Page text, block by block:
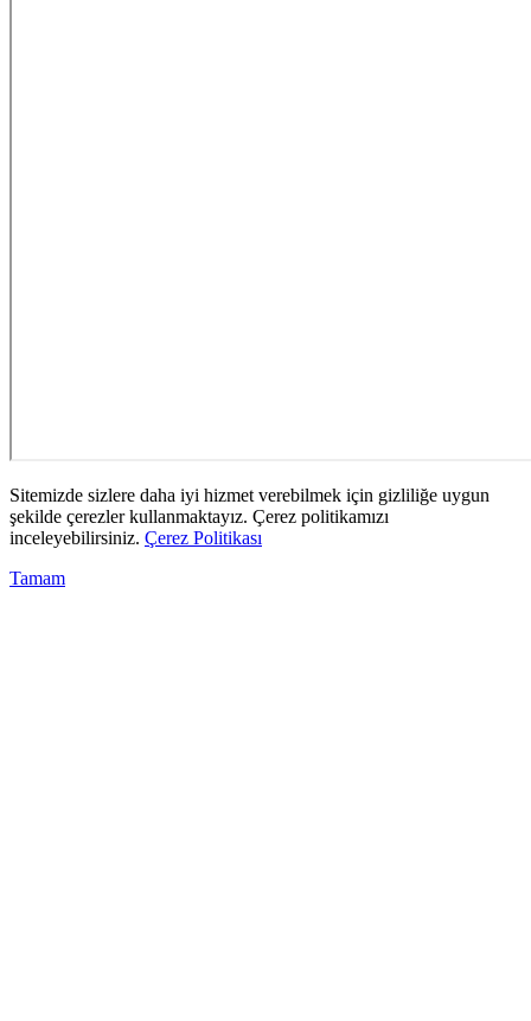
Sitemizde sizlere daha iyi hizmet verebilmek için gizliliğe uygun
şekilde çerezler kullanmaktayız. Çerez politikamızı
inceleyebilirsiniz. Çerez Politikası
Tamam